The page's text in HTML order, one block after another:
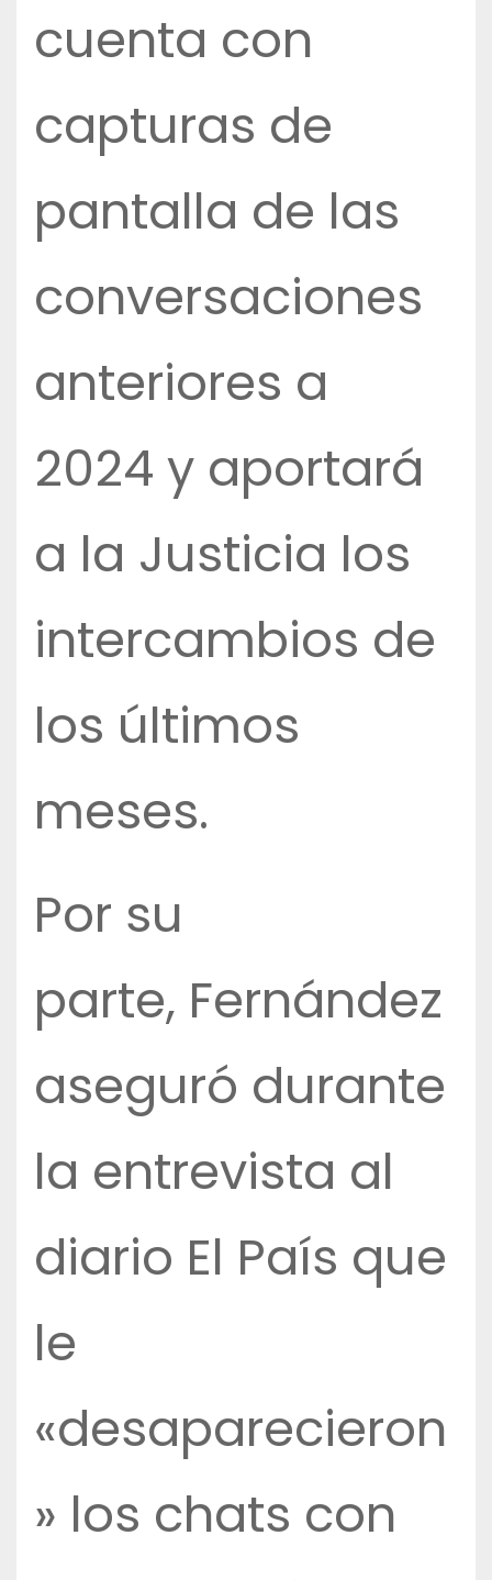
cuenta con
capturas de
pantalla de las
conversaciones
anteriores a
2024 y aportará
a la Justicia los
intercambios de
los últimos
meses.
Por su
parte, Fernández
aseguró durante
la entrevista al
diario El País que
le
«desaparecieron
» los chats con